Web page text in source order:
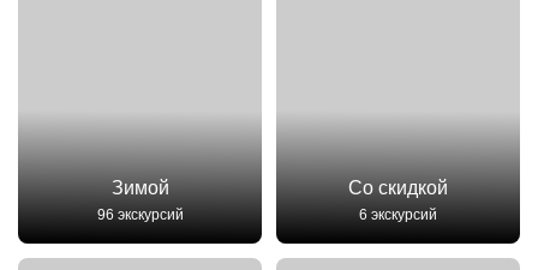
Зимой
96 экскурсий
Со скидкой
6 экскурсий